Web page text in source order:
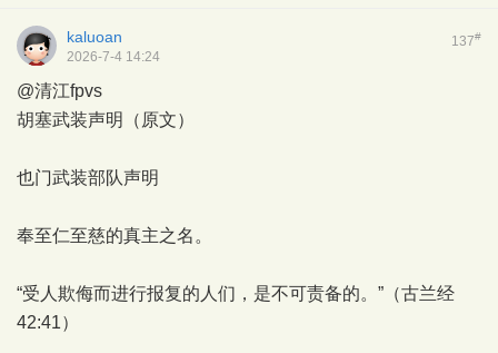
137#
kaluoan
2026-7-4 14:24
@清江fpvs
胡塞武装声明（原文）
也门武装部队声明
奉至仁至慈的真主之名。
“受人欺侮而进行报复的人们，是不可责备的。”（古兰经
42:41）